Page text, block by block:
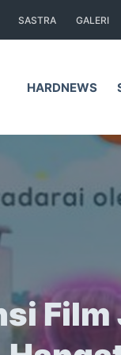
SASTRA GALERI
HARDNEWS